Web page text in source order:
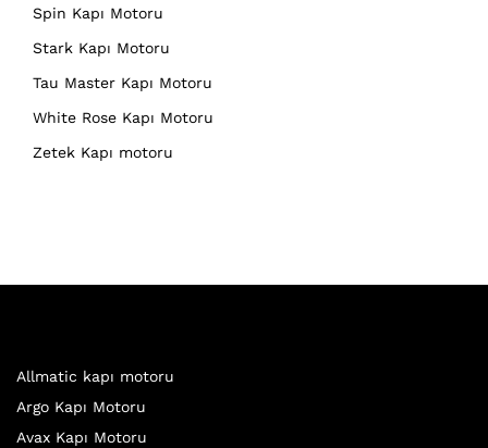
Spin Kapı Motoru
Stark Kapı Motoru
Tau Master Kapı Motoru
White Rose Kapı Motoru
Zetek Kapı motoru
Allmatic kapı motoru
Argo Kapı Motoru
Avax Kapı Motoru